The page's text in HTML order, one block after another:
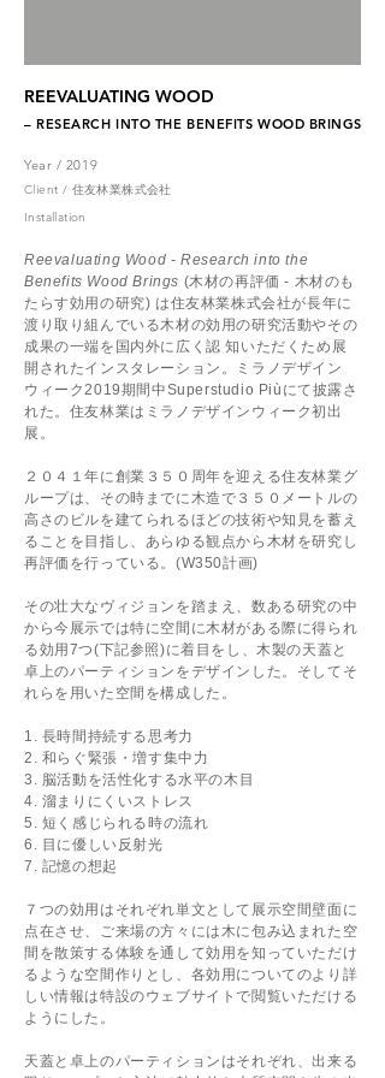
REEVALUATING WOOD
– RESEARCH INTO THE BENEFITS WOOD BRINGS
Year / 2019
Client / 住友林業株式会社
Installation
Reevaluating Wood - Research into the
Benefits Wood Brings (木材の再評価 - 木材のも
たらす効用の研究) は住友林業株式会社が長年に
渡り取り組んでいる木材の効用の研究活動やその
成果の一端を国内外に広く認 知いただくため展
開されたインスタレーション。ミラノデザイン
ウィーク2019期間中Superstudio Piùにて披露さ
れた。住友林業はミラノデザインウィーク初出
展。
２０４１年に創業３５０周年を迎える住友林業グ
ループは、その時までに木造で３５０メートルの
高さのビルを建てられるほどの技術や知見を蓄え
ることを目指し、あらゆる観点から木材を研究し
再評価を行っている。(W350計画)
その壮大なヴィジョンを踏まえ、数ある研究の中
から今展示では特に空間に木材がある際に得られ
る効用7つ(下記参照)に着目をし、木製の天蓋と
卓上のパーティションをデザインした。そしてそ
れらを用いた空間を構成した。
1. 長時間持続する思考力
2. 和らぐ緊張・増す集中力
3. 脳活動を活性化する水平の木目
4. 溜まりにくいストレス
5. 短く感じられる時の流れ
6. 目に優しい反射光
7. 記憶の想起
７つの効用はそれぞれ単文として展示空間壁面に
点在させ、ご来場の方々には木に包み込まれた空
間を散策する体験を通して効用を知っていただけ
るような空間作りとし、各効用についてのより詳
しい情報は特設のウェブサイトで閲覧いただける
ようにした。
天蓋と卓上のパーティションはそれぞれ、出来る